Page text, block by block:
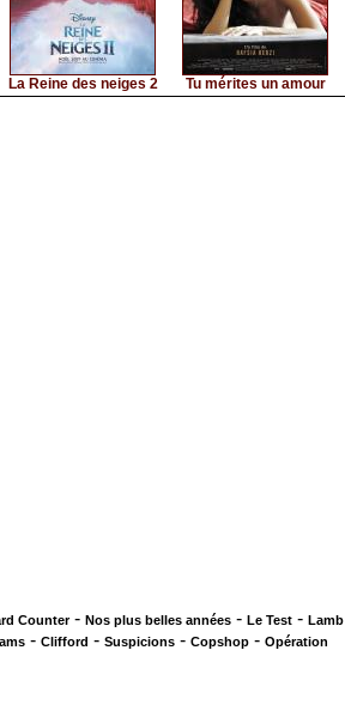
La Reine des neiges 2 Tu mérites un amour
Counter- Nos plus belles années - Le Test - Lamb
- Clifford - Suspicions - Copshop - Opération